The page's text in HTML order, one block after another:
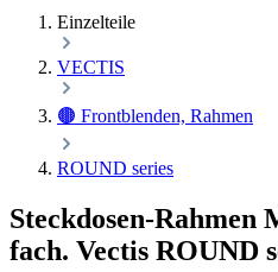
Einzelteile
VECTIS
🟤 Frontblenden, Rahmen
ROUND series
Steckdosen-Rahmen
fach. Vectis ROUND